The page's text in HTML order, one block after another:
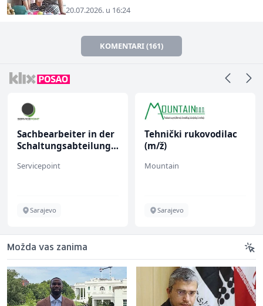
20.07.2026. u 16:24
KOMENTARI (161)
Sachbearbeiter in der
Schaltungsabteilung
Servicepoint
Sarajevo
Tehnički rukovodilac
(m/ž)
Mountain
Sarajevo
Možda vas zanima